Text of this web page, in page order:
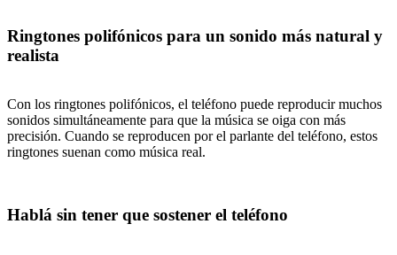
Ringtones polifónicos para un sonido más natural y
realista
Con los ringtones polifónicos, el teléfono puede reproducir muchos
sonidos simultáneamente para que la música se oiga con más
precisión. Cuando se reproducen por el parlante del teléfono, estos
ringtones suenan como música real.
Hablá sin tener que sostener el teléfono